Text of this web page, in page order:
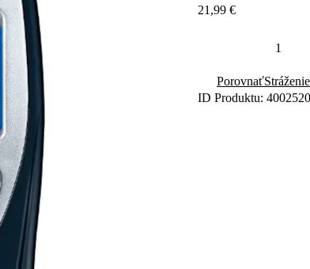
21,99 €
Porovnať
ID Produktu: